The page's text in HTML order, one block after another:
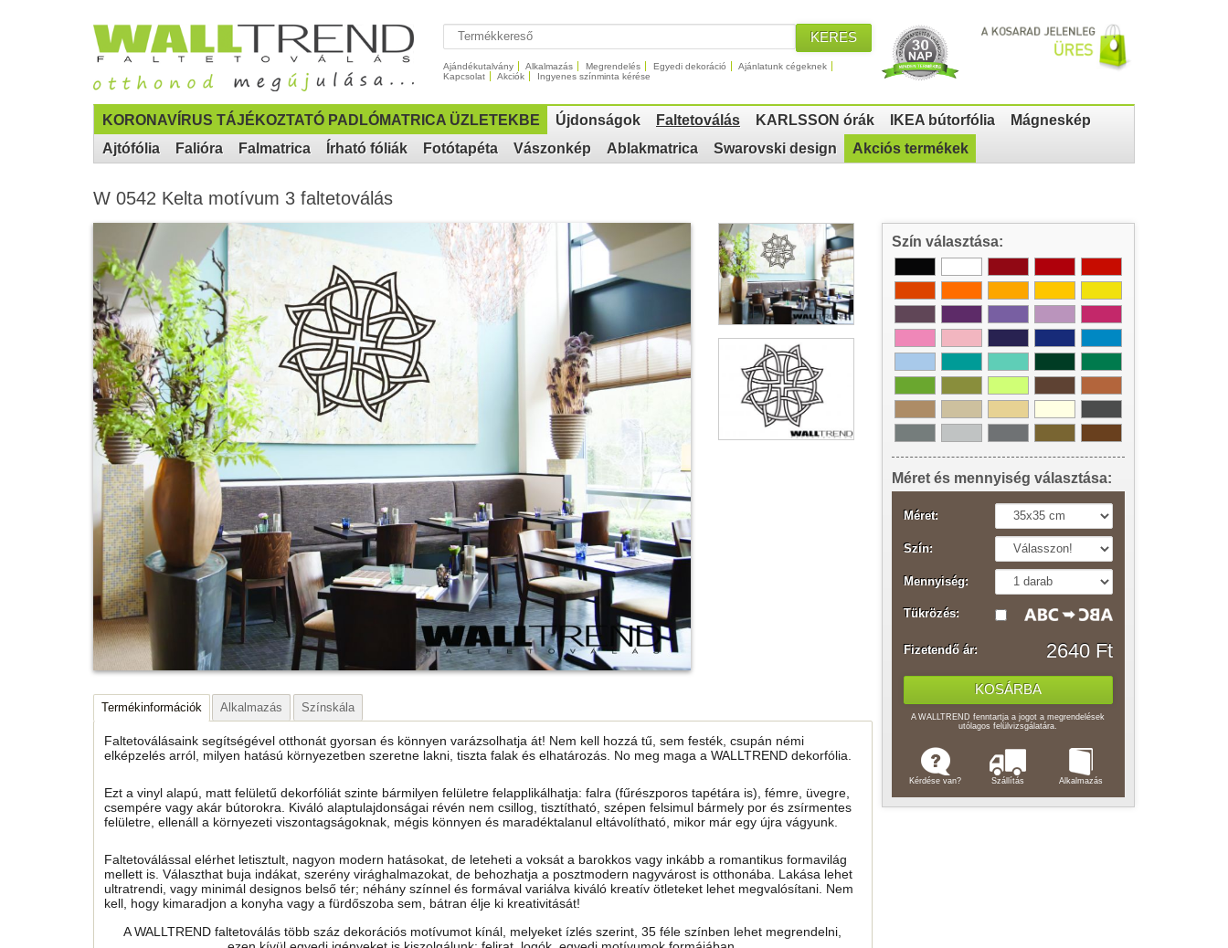
KERES
Ajándékutalvány Alkalmazás Megrendelés Egyedi dekoráció
Ajánlatunk cégeknek
Kapcsolat
Akciók Ingyenes színminta kérése
KORONAVÍRUS TÁJÉKOZTATÓ PADLÓMATRICA ÜZLETEKBE Újdonságok Faltetoválás KARLSSON órák IKEA bútorfólia
Mágneskép
Ajtófólia
Falióra Falmatrica Írható fóliák Fotótapéta Vászonkép Ablakmatrica Swarovski design Akciós termékek
W 0542 Kelta motívum 3 faltetoválás
Termékinformációk Alkalmazás Színskála
Faltetoválásaink segítségével otthonát gyorsan és könnyen varázsolhatja át! Nem kell hozzá tű, sem festék, csupán némi
elképzelés arról, milyen hatású környezetben szeretne lakni, tiszta falak és elhatározás. No meg maga a WALLTREND dekorfólia.
Ezt a vinyl alapú, matt felületű dekorfóliát szinte bármilyen felületre felapplikálhatja: falra (fűrészporos tapétára is), fémre, üvegre,
csempére vagy akár bútorokra. Kiváló alaptulajdonságai révén nem csillog, tisztítható, szépen felsimul bármely por és zsírmentes
felületre, ellenáll a környezeti viszontagságoknak, mégis könnyen és maradéktalanul eltávolítható, mikor már egy újra vágyunk.
Faltetoválással elérhet letisztult, nagyon modern hatásokat, de leteheti a voksát a barokkos vagy inkább a romantikus formavilág
mellett is. Választhat buja indákat, szerény virághalmazokat, de behozhatja a posztmodern nagyvárost is otthonába. Lakása lehet
ultratrendi, vagy minimál designos belső tér; néhány színnel és formával variálva kiváló kreatív ötleteket lehet megvalósítani. Nem
kell, hogy kimaradjon a konyha vagy a fürdőszoba sem, bátran élje ki kreativitását!
A WALLTREND faltetoválás több száz dekorációs motívumot kínál, melyeket ízlés szerint, 35 féle színben lehet megrendelni,
Szín választása:
Méret és mennyiség választása:
Méret:
Szín:
Mennyiség:
Tükrözés:
Fizetendő ár: 2640 Ft
A WALLTREND fenntartja a jogot a megrendelések
utólagos felülvizsgálatára.
Kérdése van? Szállítás Alkalmazás